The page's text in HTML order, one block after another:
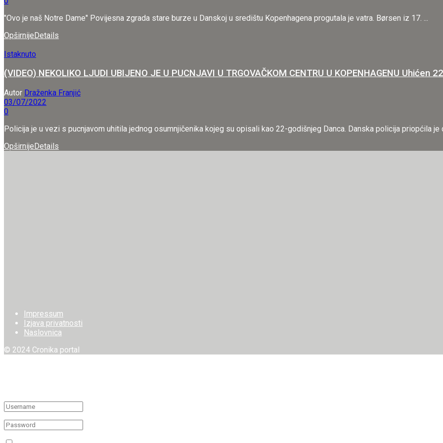
"Ovo je naš Notre Dame" Povijesna zgrada stare burze u Danskoj u središtu Kopenhagena progutala je vatra. Børsen iz 17. ...
OpširnijeDetails
Istaknuto
(VIDEO) NEKOLIKO LJUDI UBIJENO JE U PUCNJAVI U TRGOVAČKOM CENTRU U KOPENHAGENU Uhićen
Autor Draženka Franjić
03/07/2022
0
Policija je u vezi s pucnjavom uhitila jednog osumnjičenika kojeg su opisali kao 22-godišnjeg Danca. Danska policija priopćila je
Opširnije Details
Impressum
Izjava privatnosti
Naslovnica
© 2024 Cronika portal